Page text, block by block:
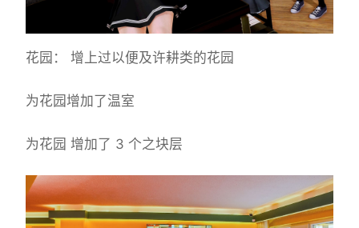
花园： 增上过以便及许耕类的花园
为花园增加了温室
为花园 增加了 3 个之块层